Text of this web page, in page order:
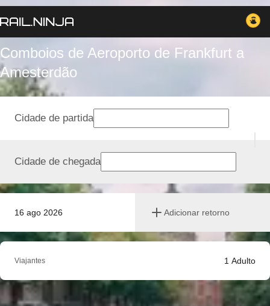
Comboios de Aeroporto de Frankfurt a
Amesterdão
16 ago 2026 Adicionar retorno
Cidade de partida
Cidade de chegada
Viajantes 1 Adulto